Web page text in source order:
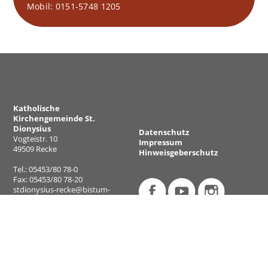
Mobil: 0151-5748 1205
Katholische
Kirchengemeinde St.
Dionysius
Vogteistr. 10
49509 Recke
Tel.: 05453/80 78-0
Fax: 05453/80 78-20
stdionysius-recke@bistum-
Datenschutz
Impressum
Hinweisgeberschutz